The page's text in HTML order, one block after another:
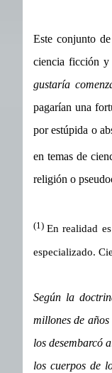
Este conjunto
ciencia ficción
gustaría
pagarían una
por estúpida o
en temas de
religión o
(1)En realidad
especializado.
Según la
millones de
los desembarcó
los cuerpos de